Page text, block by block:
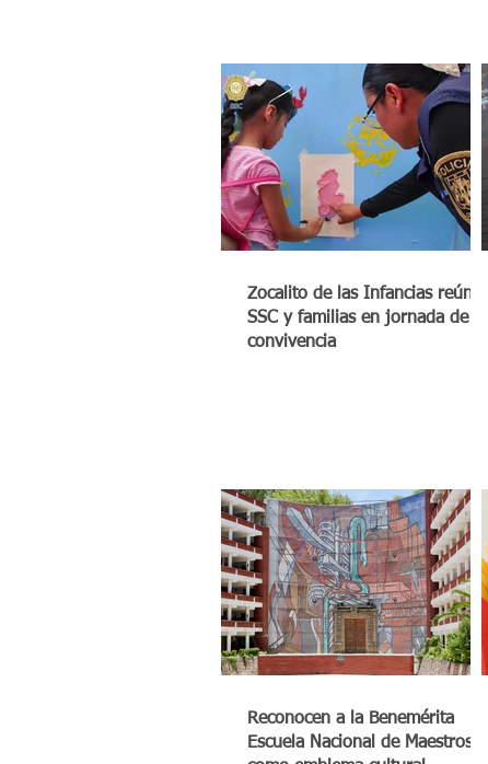
Zocalito de las Infancias reúne a
SSC y familias en jornada de
convivencia
Reconocen a la Benemérita
Escuela Nacional de Maestros